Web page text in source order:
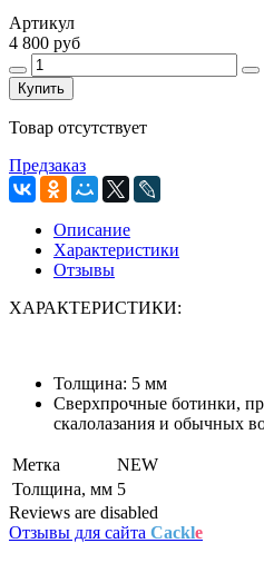
Артикул
4 800 руб
Купить
Товар отсутствует
Предзаказ
Описание
Характеристики
Отзывы
ХАРАКТЕРИСТИКИ:
Толщина: 5 мм
Сверхпрочные ботинки,
скалолазания и обычных
Метка
NEW
Толщина, мм 5
Reviews are disabled
Отзывы для сайта Cackle